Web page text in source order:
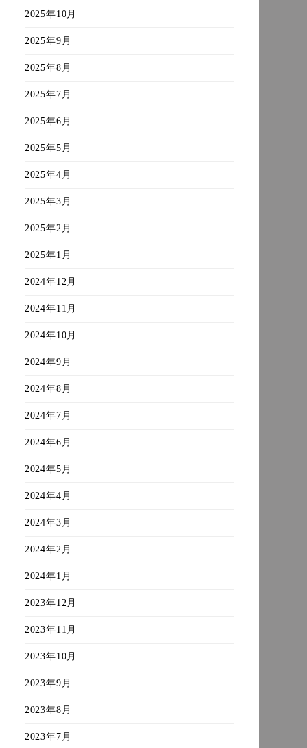
2025年10月
2025年9月
2025年8月
2025年7月
2025年6月
2025年5月
2025年4月
2025年3月
2025年2月
2025年1月
2024年12月
2024年11月
2024年10月
2024年9月
2024年8月
2024年7月
2024年6月
2024年5月
2024年4月
2024年3月
2024年2月
2024年1月
2023年12月
2023年11月
2023年10月
2023年9月
2023年8月
2023年7月